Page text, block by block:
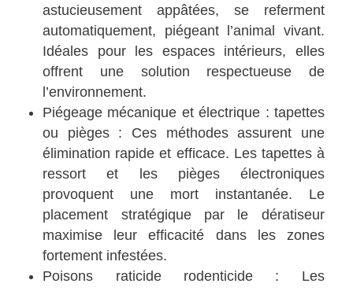
astucieusement appâtées, se referment
automatiquement, piégeant l’animal vivant.
Idéales pour les espaces intérieurs, elles
offrent une solution respectueuse de
l’environnement.
Piégeage mécanique et électrique : tapettes
ou pièges : Ces méthodes assurent une
élimination rapide et efficace. Les tapettes à
ressort et les pièges électroniques
provoquent une mort instantanée. Le
placement stratégique par le dératiseur
maximise leur efficacité dans les zones
fortement infestées.
Poisons raticide rodenticide : Les